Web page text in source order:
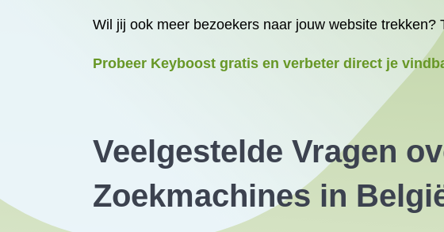
Wil jij ook meer bezoekers naar jouw website
Probeer Keyboost gratis en verbeter direct je
Veelgestelde Vragen
Zoekmachines in